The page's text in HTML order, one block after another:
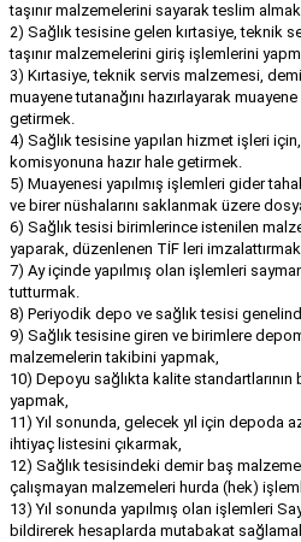
taşınır malzemelerini sayarak teslim
2) Sağlık tesisine gelen kırtasiye, teknik
taşınır malzemelerini giriş işlemlerini
3) Kırtasiye, teknik servis malzemesi,
muayene tutanağını hazırlayarak
getirmek.
4) Sağlık tesisine yapılan hizmet işleri
komisyonuna hazır hale getirmek.
5) Muayenesi yapılmış işlemleri gider
ve birer nüshalarını saklanmak üzere
6) Sağlık tesisi birimlerince istenilen
yaparak, düzenlenen TİF leri
7) Ay içinde yapılmış olan işlemleri
tutturmak.
8) Periyodik depo ve sağlık tesisi
9) Sağlık tesisine giren ve birimlere
malzemelerin takibini yapmak,
10) Depoyu sağlıkta kalite
yapmak,
11) Yıl sonunda, gelecek yıl için depoda
ihtiyaç listesini çıkarmak,
12) Sağlık tesisindeki demir baş
çalışmayan malzemeleri hurda (hek)
13) Yıl sonunda yapılmış olan işlemleri
bildirerek hesaplarda mutabakat